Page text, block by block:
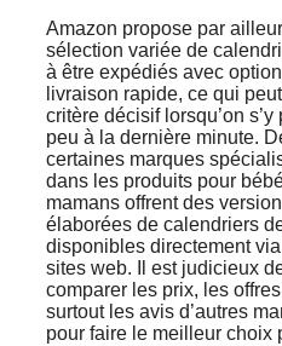
Amazon propose par
sélection variée de
à être expédiés avec
livraison rapide, ce qui
critère décisif lorsqu’on s’y
peu à la dernière minute.
certaines marques
dans les produits pour
mamans offrent des
élaborées de calendriers
disponibles directement
sites web. Il est judicieux
comparer les prix, les
surtout les avis d’autres
pour faire le meilleur choix